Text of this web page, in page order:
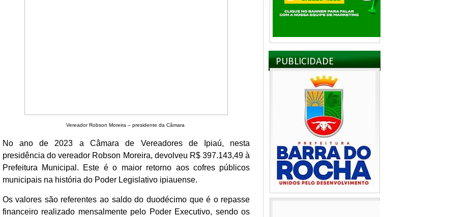
Vereador Robson Moreira – presidente da Câmara
No ano de 2023 a Câmara de Vereadores de Ipiaú, nesta
presidência do vereador Robson Moreira, devolveu R$ 397.143,49 à
Prefeitura Municipal. Este é o maior retorno aos cofres públicos
municipais na história do Poder Legislativo ipiauense.
Os valores são referentes ao saldo do duodécimo que é o repasse
financeiro realizado mensalmente pelo Poder Executivo, sendo os
PUBLICIDADE